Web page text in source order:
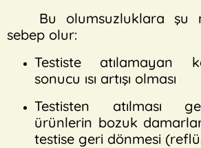
Bu olumsuzluklara şu
sebep olur:
Testiste atılamayan
sonucu ısı artışı olması
Testisten atılması
ürünlerin bozuk
testise geri dönmesi